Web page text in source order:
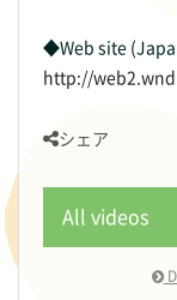
◆Web site
http://
シェア
All videos